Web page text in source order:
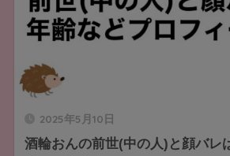
2025年5月10日
酒輪おんの前世(中の人)と顔バレ